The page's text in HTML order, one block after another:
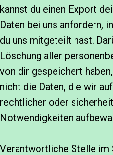
kannst du einen Export
Daten bei uns anfordern,
du uns mitgeteilt hast.
Löschung aller
von dir gespeichert
nicht die Daten, die wir
rechtlicher oder
Notwendigkeiten
Verantwortliche Stelle im